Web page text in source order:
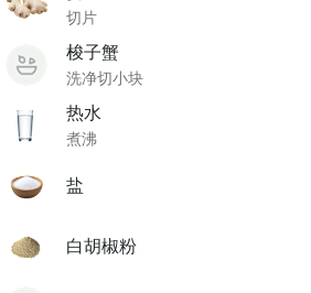
切片
梭子蟹
洗净切小块
热水
煮沸
盐
白胡椒粉